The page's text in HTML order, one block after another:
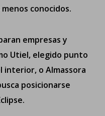
conocidos.
empresas y
Utiel, elegido punto
interior, o Almassora
posicionarse